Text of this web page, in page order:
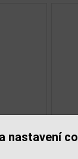
nastavení
60%